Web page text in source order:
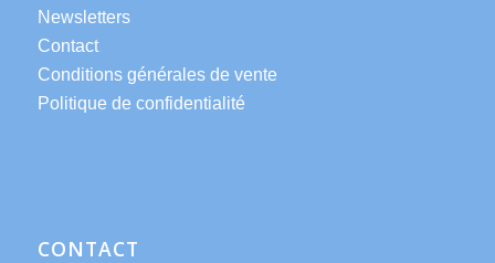
Newsletters
Contact
Conditions générales de vente
Politique de confidentialité
CONTACT